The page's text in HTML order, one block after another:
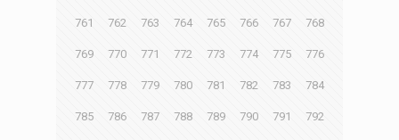
761 762 763 764 765 766 767 768
769 770 771 772 773 774 775 776
777 778 779 780 781 782 783 784
785 786 787 788 789 790 791 792